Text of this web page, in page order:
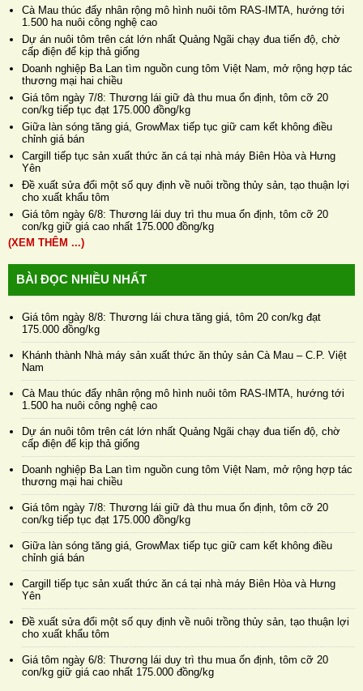
Cà Mau thúc đẩy nhân rộng mô hình nuôi tôm RAS-IMTA, hướng tới
1.500 ha nuôi công nghệ cao
Dự án nuôi tôm trên cát lớn nhất Quảng Ngãi chạy đua tiến độ, chờ
cấp điện để kịp thả giống
Doanh nghiệp Ba Lan tìm nguồn cung tôm Việt Nam, mở rộng hợp tác
thương mại hai chiều
Giá tôm ngày 7/8: Thương lái giữ đà thu mua ổn định, tôm cỡ 20
con/kg tiếp tục đạt 175.000 đồng/kg
Giữa làn sóng tăng giá, GrowMax tiếp tục giữ cam kết không điều
chỉnh giá bán
Cargill tiếp tục sản xuất thức ăn cá tại nhà máy Biên Hòa và Hưng
Yên
Đề xuất sửa đổi một số quy định về nuôi trồng thủy sản, tạo thuận lợi
cho xuất khẩu tôm
Giá tôm ngày 6/8: Thương lái duy trì thu mua ổn định, tôm cỡ 20
con/kg giữ giá cao nhất 175.000 đồng/kg
(XEM THÊM ...)
BÀI ĐỌC NHIỀU NHẤT
Giá tôm ngày 8/8: Thương lái chưa tăng giá, tôm 20 con/kg đạt
175.000 đồng/kg
Khánh thành Nhà máy sản xuất thức ăn thủy sản Cà Mau – C.P. Việt
Nam
Cà Mau thúc đẩy nhân rộng mô hình nuôi tôm RAS-IMTA, hướng tới
1.500 ha nuôi công nghệ cao
Dự án nuôi tôm trên cát lớn nhất Quảng Ngãi chạy đua tiến độ, chờ
cấp điện để kịp thả giống
Doanh nghiệp Ba Lan tìm nguồn cung tôm Việt Nam, mở rộng hợp tác
thương mại hai chiều
Giá tôm ngày 7/8: Thương lái giữ đà thu mua ổn định, tôm cỡ 20
con/kg tiếp tục đạt 175.000 đồng/kg
Giữa làn sóng tăng giá, GrowMax tiếp tục giữ cam kết không điều
chỉnh giá bán
Cargill tiếp tục sản xuất thức ăn cá tại nhà máy Biên Hòa và Hưng
Yên
Đề xuất sửa đổi một số quy định về nuôi trồng thủy sản, tạo thuận lợi
cho xuất khẩu tôm
Giá tôm ngày 6/8: Thương lái duy trì thu mua ổn định, tôm cỡ 20
con/kg giữ giá cao nhất 175.000 đồng/kg